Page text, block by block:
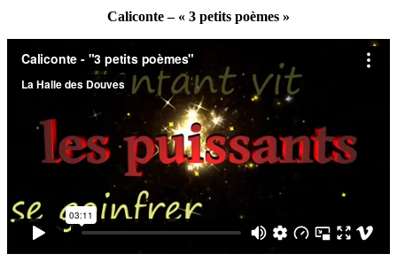
Caliconte – « 3 petits poèmes »